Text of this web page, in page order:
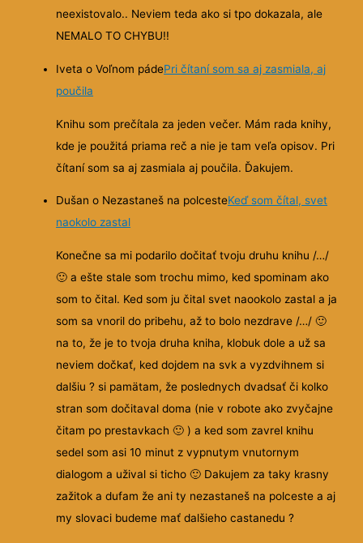
neexistovalo.. Neviem teda ako si tpo dokazala, ale
NEMALO TO CHYBU!!
Iveta o Voľnom pádePri čítaní som sa aj zasmiala, aj
poučila
Knihu som prečítala za jeden večer. Mám rada knihy,
kde je použitá priama reč a nie je tam veľa opisov. Pri
čítaní som sa aj zasmiala aj poučila. Ďakujem.
Dušan o Nezastaneš na polcesteKeď som čítal, svet
naokolo zastal
Konečne sa mi podarilo dočitať tvoju druhu knihu /…/
🙂 a ešte stale som trochu mimo, ked spominam ako
som to čital. Ked som ju čital svet naookolo zastal a ja
som sa vnoril do pribehu, až to bolo nezdrave /…/🙂
na to, že je to tvoja druha kniha, klobuk dole a už sa
neviem dočkať, ked dojdem na svk a vyzdvihnem si
dalšiu ? si pamätam, že poslednych dvadsať či kolko
stran som dočitaval doma (nie v robote ako zvyčajne
čitam po prestavkach🙂 ) a ked som zavrel knihu
sedel som asi 10 minut z vypnutym vnutornym
dialogom a užival si ticho🙂 Dakujem za taky krasny
zažitok a dufam že ani ty nezastaneš na polceste a aj
my slovaci budeme mať dalšieho castanedu ?